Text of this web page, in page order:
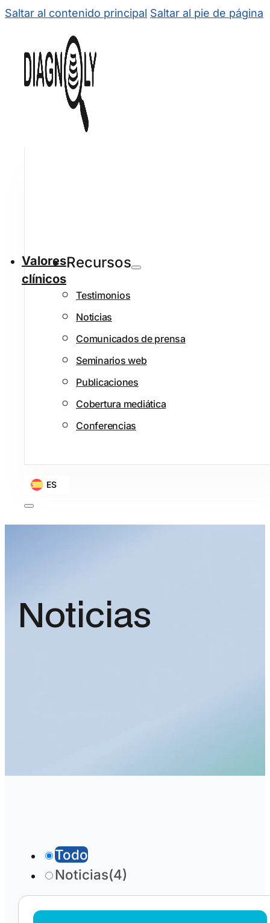
Saltar al contenido principal Saltar al pie de página
Valores
clínicos
Recursos
Testimonios
Noticias
Comunicados de prensa
Seminarios web
Publicaciones
Cobertura mediática
Conferencias
ES
Noticias
Todo
Noticias(4)